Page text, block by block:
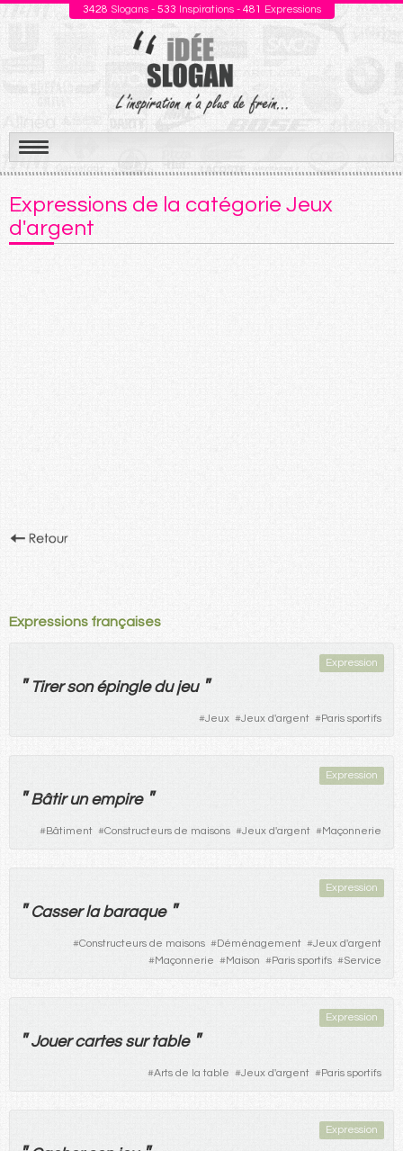
3428 Slogans - 533 Inspirations - 481 Expressions
Aller
au
contenu
Expressions de la catégorie Jeux
d'argent
Expressions françaises
Expression
" Tirer son épingle du jeu "
#Jeux #Jeux d'argent #Paris sportifs
Expression
" Bâtir un empire "
#Bâtiment #Constructeurs de maisons #Jeux d'argent #Maçonnerie
Expression
" Casser la baraque "
#Constructeurs de maisons #Déménagement #Jeux d'argent
#Maçonnerie #Maison #Paris sportifs #Service
Expression
" Jouer cartes sur table "
#Arts de la table #Jeux d'argent #Paris sportifs
Expression